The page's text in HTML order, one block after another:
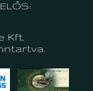
Kft.